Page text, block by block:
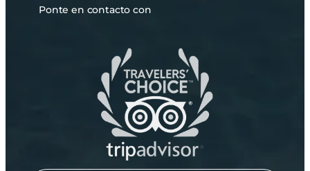
Ponte en contacto con